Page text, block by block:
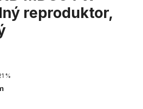
reproduktor,
%